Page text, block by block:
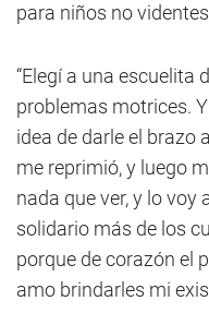
para niños no
“Elegí a una escuelita
problemas motrices.
idea de darle el brazo
me reprimió, y luego
nada que ver, y lo
solidario más de los
porque de corazón el
amo brindarles mi